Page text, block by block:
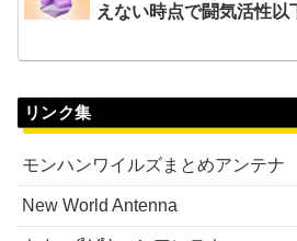
えない時点で闘気活性以
リンク集
モンハンワイルズまとめアンテナ
New World Antenna